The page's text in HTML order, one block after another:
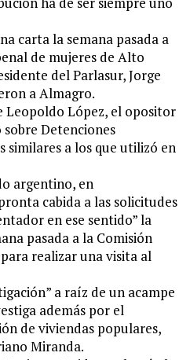
carta la semana pasada a
de mujeres de Alto
del Parlasur, Jorge
a Almagro.
Leopoldo López, el opositor
Detenciones
a los que utilizó en
argentino, en
cabida a las solicitudes
en ese sentido” la
pasada a la Comisión
realizar una visita al
a raíz de un acampe
además por el
de viviendas populares,
Miranda.